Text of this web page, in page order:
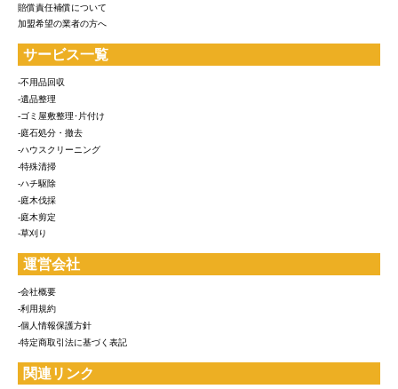
賠償責任補償について
加盟希望の業者の方へ
サービス一覧
-不用品回収
-遺品整理
-ゴミ屋敷整理･片付け
-庭石処分・撤去
-ハウスクリーニング
-特殊清掃
-ハチ駆除
-庭木伐採
-庭木剪定
-草刈り
運営会社
-会社概要
-利用規約
-個人情報保護方針
-特定商取引法に基づく表記
関連リンク